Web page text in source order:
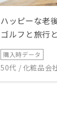
ハッピーな老
ゴルフと旅行
購入時データ
50代 / 化粧品会